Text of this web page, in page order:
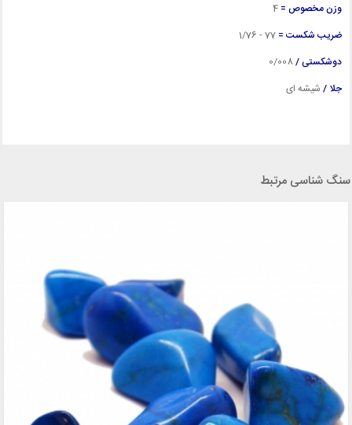
وزن مخصوص =
ضریب شکست =
دوشکستی /
جلا / شیشه ای
سنگ شناسی مرتبط